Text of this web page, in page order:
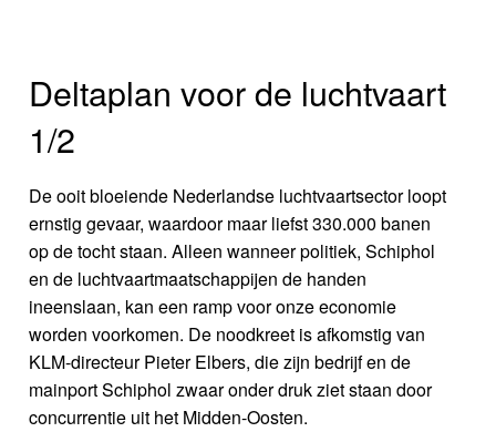
Deltaplan voor de luchtvaart
1/2
De ooit bloeiende Nederlandse luchtvaartsector loopt
ernstig gevaar, waardoor maar liefst 330.000 banen
op de tocht staan. Alleen wanneer politiek, Schiphol
en de luchtvaartmaatschappijen de handen
ineenslaan, kan een ramp voor onze economie
worden voorkomen. De noodkreet is afkomstig van
KLM-directeur Pieter Elbers, die zijn bedrijf en de
mainport Schiphol zwaar onder druk ziet staan door
concurrentie uit het Midden-Oosten.